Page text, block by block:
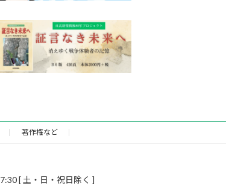
著作権など
[ 土・日・祝日除く ]